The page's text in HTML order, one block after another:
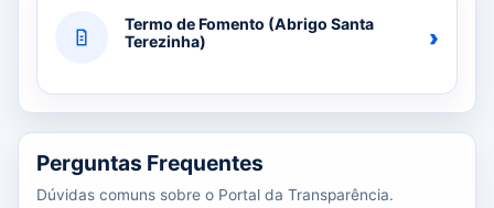
Termo de Fomento (Abrigo Santa
Terezinha)
›
Perguntas Frequentes
Dúvidas comuns sobre o Portal da Transparência.